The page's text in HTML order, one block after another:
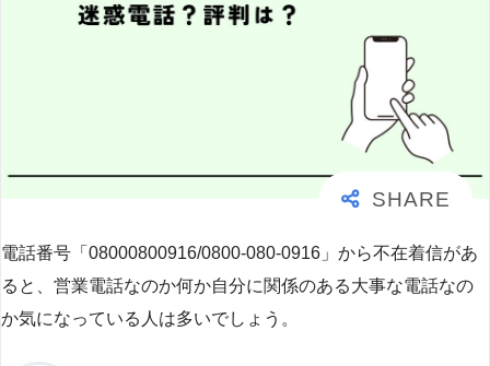
電話番号「08000800916/0800-080-0916」から不在着信があ
ると、営業電話なのか何か自分に関係のある大事な電話なの
か気になっている人は多いでしょう。